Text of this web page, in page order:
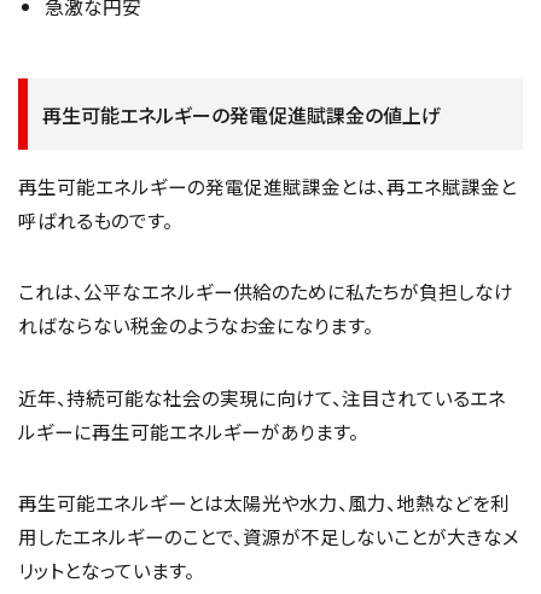
急激な円安
再生可能エネルギーの発電促進賦課金の値上げ
再生可能エネルギーの発電促進賦課金とは、再エネ賦課金と
呼ばれるものです。
これは、公平なエネルギー供給のために私たちが負担しなけ
ればならない税金のようなお金になります。
近年、持続可能な社会の実現に向けて、注目されているエネ
ルギーに再生可能エネルギーがあります。
再生可能エネルギーとは太陽光や水力、風力、地熱などを利
用したエネルギーのことで、資源が不足しないことが大きなメ
リットとなっています。